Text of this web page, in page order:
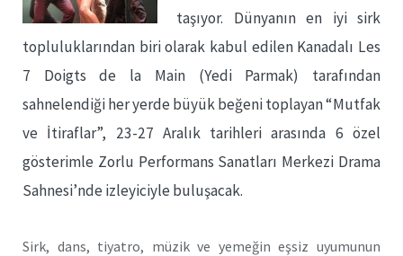
taşıyor. Dünyanın en iyi sirk
topluluklarından biri olarak kabul edilen Kanadalı Les
7 Doigts de la Main (Yedi Parmak) tarafından
sahnelendiği her yerde büyük beğeni toplayan “Mutfak
ve İtiraflar”, 23-27 Aralık tarihleri arasında 6 özel
gösterimle Zorlu Performans Sanatları Merkezi Drama
Sahnesi’nde izleyiciyle buluşacak.
Sirk, dans, tiyatro, müzik ve yemeğin eşsiz uyumunun